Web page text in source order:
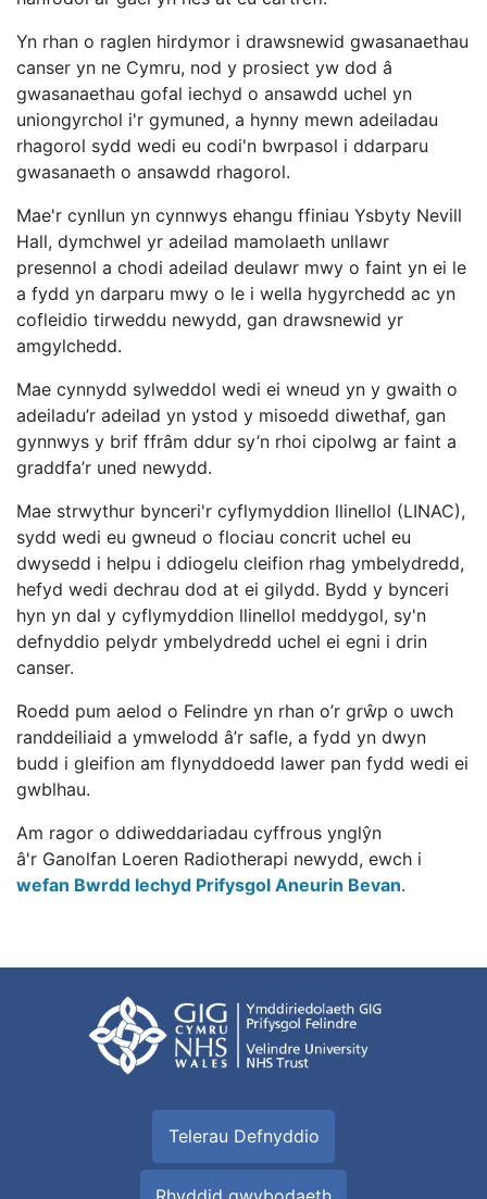
Yn rhan o raglen hirdymor i drawsnewid gwasanaethau
canser yn ne Cymru, nod y prosiect yw dod â
gwasanaethau gofal iechyd o ansawdd uchel yn
uniongyrchol i'r gymuned, a hynny mewn adeiladau
rhagorol sydd wedi eu codi'n bwrpasol i ddarparu
gwasanaeth o ansawdd rhagorol.
Mae'r cynllun yn cynnwys ehangu ffiniau Ysbyty Nevill
Hall, dymchwel yr adeilad mamolaeth unllawr
presennol a chodi adeilad deulawr mwy o faint yn ei le
a fydd yn darparu mwy o le i wella hygyrchedd ac yn
cofleidio tirweddu newydd, gan drawsnewid yr
amgylchedd.
Mae cynnydd sylweddol wedi ei wneud yn y gwaith o
adeiladu’r adeilad yn ystod y misoedd diwethaf, gan
gynnwys y brif ffrâm ddur sy’n rhoi cipolwg ar faint a
graddfa’r uned newydd.
Mae strwythur bynceri'r cyflymyddion llinellol (LINAC),
sydd wedi eu gwneud o flociau concrit uchel eu
dwysedd i helpu i ddiogelu cleifion rhag ymbelydredd,
hefyd wedi dechrau dod at ei gilydd. Bydd y bynceri
hyn yn dal y cyflymyddion llinellol meddygol, sy'n
defnyddio pelydr ymbelydredd uchel ei egni i drin
canser.
Roedd pum aelod o Felindre yn rhan o’r grŵp o uwch
randdeiliaid a ymwelodd â’r safle, a fydd yn dwyn
budd i gleifion am flynyddoedd lawer pan fydd wedi ei
gwblhau.
Am ragor o ddiweddariadau cyffrous ynglŷn
â'r Ganolfan Loeren Radiotherapi newydd, ewch i
wefan Bwrdd Iechyd Prifysgol Aneurin Bevan.
Telerau Defnyddio